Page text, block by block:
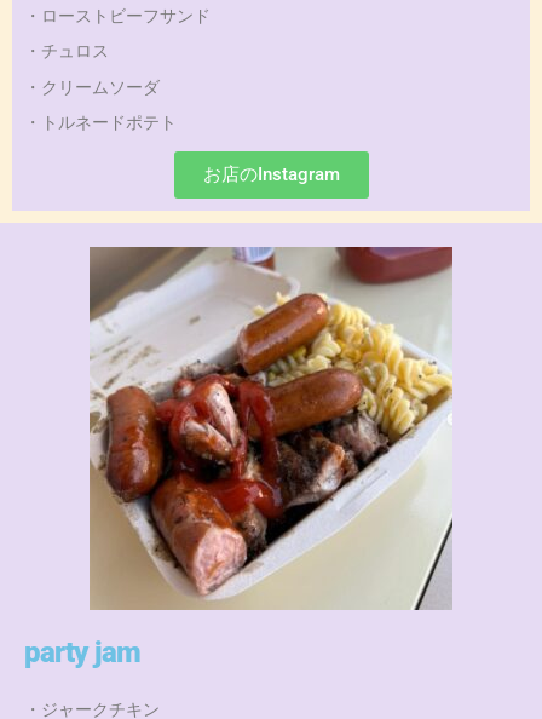
・ローストビーフサンド
・チュロス
・クリームソーダ
・トルネードポテト
お店のInstagram
party jam
・ジャークチキン